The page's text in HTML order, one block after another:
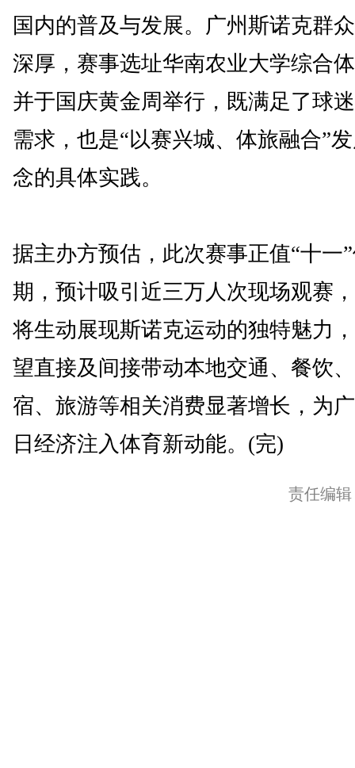
国内的普及与发展。广州斯诺克群
深厚，赛事选址华南农业大学综合
并于国庆黄金周举行，既满足了球
需求，也是“以赛兴城、体旅融合”
念的具体实践。
据主办方预估，此次赛事正值“十一
期，预计吸引近三万人次现场观赛
将生动展现斯诺克运动的独特魅力
望直接及间接带动本地交通、餐饮
宿、旅游等相关消费显著增长，为
日经济注入体育新动能。(完)
责任编